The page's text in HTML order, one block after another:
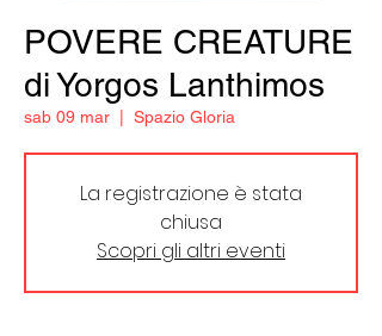
POVERE CREATURE
di Yorgos Lanthimos
sab 09 mar Spazio Gloria
La registrazione è stata
chiusa
Scopri gli altri eventi